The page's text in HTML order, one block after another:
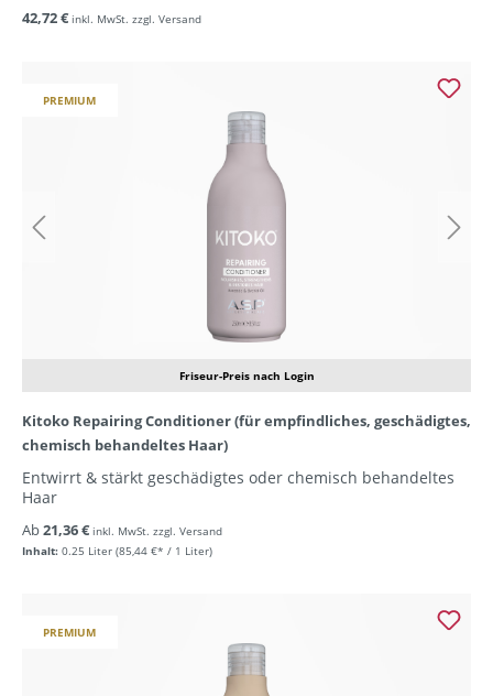
42,72 € inkl. MwSt. zzgl. Versand
Friseur-Preis nach Login
PREMIUM
Kitoko Repairing Conditioner (für empfindliches, geschädigtes,
chemisch behandeltes Haar)
Entwirrt & stärkt geschädigtes oder chemisch behandeltes
Haar
Inhalt: 0.25 Liter (85,44 €* / 1 Liter)
Ab21,36 € inkl. MwSt. zzgl. Versand
PREMIUM